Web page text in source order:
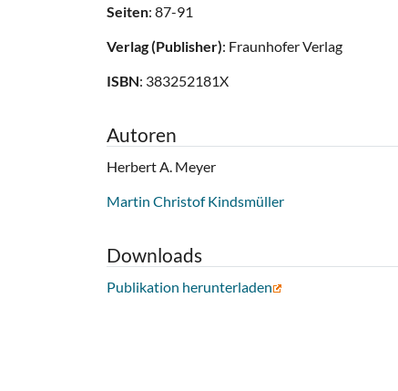
Seiten: 87-91
Verlag (Publisher): Fraunhofer Verlag
ISBN: 383252181X
Autoren
Herbert A. Meyer
Martin Christof Kindsmüller
Downloads
Publikation herunterladen